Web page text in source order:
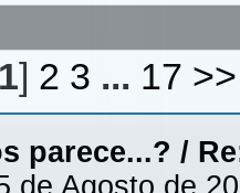
] 2 3 ... 17 >>
parece...? /
de Agosto de